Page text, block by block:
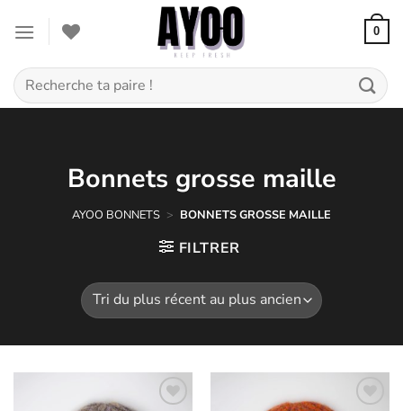
0
Recherche
pour :
Bonnets grosse maille
AYOO BONNETS > BONNETS GROSSE MAILLE
FILTRER